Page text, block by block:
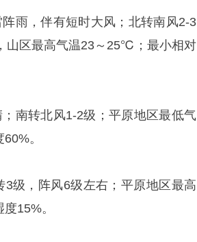
雨，伴有短时大风；北转南风2-3
山区最高气温23～25℃；最小相对
南转北风1-2级；平原地区最低气
。
级，阵风6级左右；平原地区最高
15%。